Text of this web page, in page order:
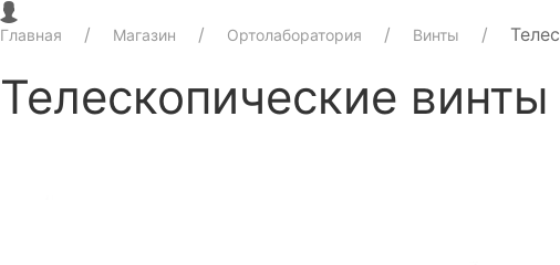
Главная Магазин Ортолаборатория Винты
Телескопические